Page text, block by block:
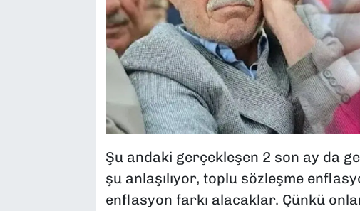
Şu andaki gerçekleşen 2 son ay da
şu anlaşılıyor, toplu sözleşme
enflasyon farkı alacaklar. Çünkü